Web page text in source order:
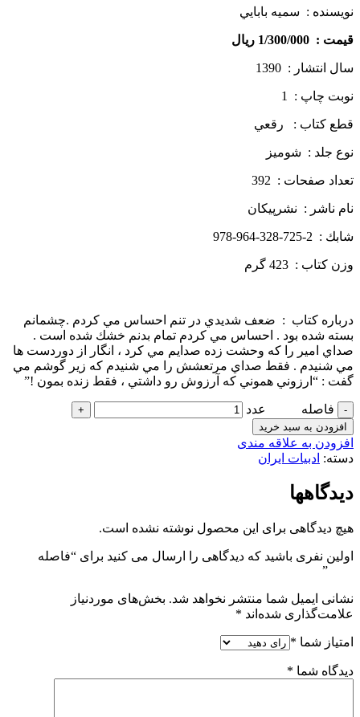
نويسنده : سميه بابايي
قيمت : 1/300/000 ريال
سال انتشار : 1390
نوبت چاپ : 1
قطع كتاب : رقعي
نوع جلد : شوميز
تعداد صفحات : 392
نام ناشر : نشرپيكان
شابك : 2-725-328-964-978
وزن كتاب : 423 گرم
درباره كتاب : ضعف شديدي در تنم احساس مي كردم .چشمانم
بسته شده بود . احساس مي كردم تمام بدنم خشك شده است .
صداي امير را كه وحشت زده صدايم مي كرد ، انگار از دوردست ها
مي شنيدم . فقط صداي مرتعشش را مي شنيدم كه زير گوشم مي
گفت : “ارزوني هموني كه آرزوش رو داشتي ، فقط زنده بمون !”
فاصله عدد
افزودن به سبد خرید
افزودن به علاقه مندی
دسته: ادبیات ایران
دیدگاهها
هیچ دیدگاهی برای این محصول نوشته نشده است.
اولین نفری باشید که دیدگاهی را ارسال می کنید برای “فاصله
”
نشانی ایمیل شما منتشر نخواهد شد. بخش‌های موردنیاز
علامت‌گذاری شده‌اند *
امتیاز شما *
دیدگاه شما *